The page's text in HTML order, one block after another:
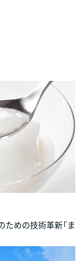
ための技術革新「ま